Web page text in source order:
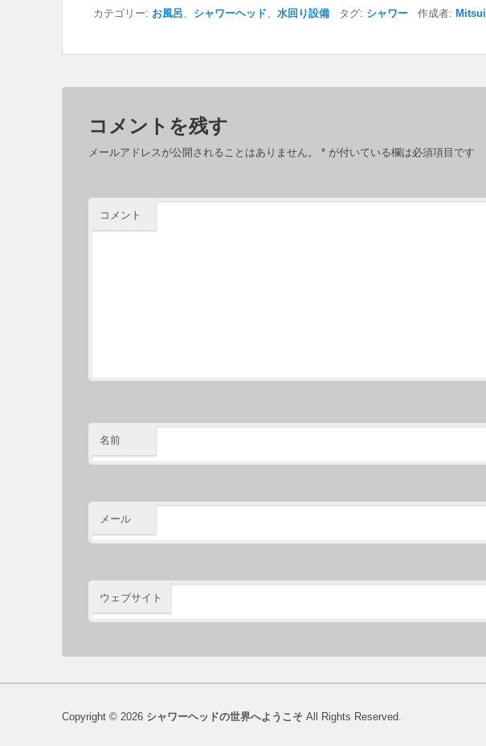
カテゴリー: お風呂 シャワーヘッド 水回り設備 タグ: シャワー 作成者: Mitsui
コメントを残す
メールアドレスが公開されることはありません。 * が付いている欄は必須項目です
コメント
名前
メール
ウェブサイト
Copyright © 2026 シャワーヘッドの世界へようこそ All Rights Reserved.